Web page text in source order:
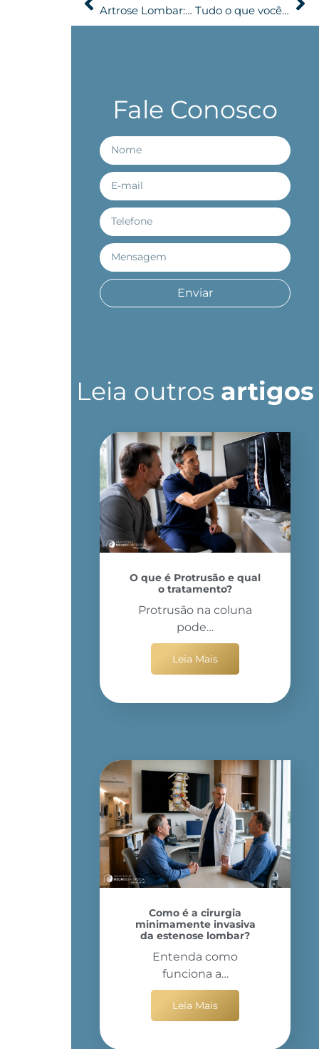
Artrose Lombar: Entenda a doença articular degenerativa Tudo o que você precisa saber sobre aneurisma cerebral
Fale Conosco
Enviar
Leia outros artigos
O que é Protrusão e qual
o tratamento?
Protrusão na coluna
pode…
Leia Mais
Como é a cirurgia
minimamente invasiva
da estenose lombar?
Entenda como
funciona a…
Leia Mais